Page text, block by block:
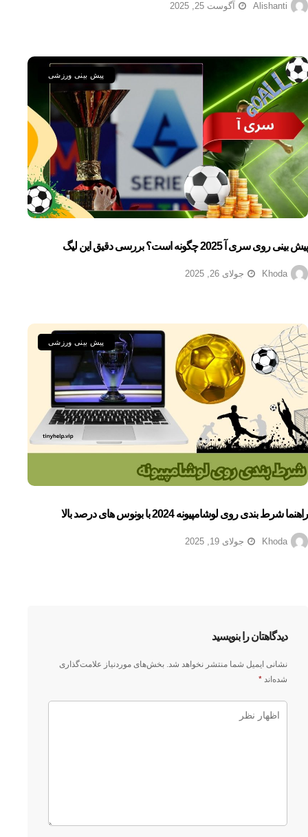
Alishanti آگوست 25, 2025
پیش بینی ورزشی
پیش بینی روی سری آ 2025 چگونه است؟ بررسی دقیق این لیگ
Khoda جولای 26, 2025
پیش بینی ورزشی
راهنما شرط بندی روی لوشامپیونه 2024 با بونوس های درصد بالا
Khoda جولای 19, 2025
دیدگاهتان را بنویسید
نشانی ایمیل شما منتشر نخواهد شد. بخش‌های موردنیاز علامت‌گذاری
شده‌اند *